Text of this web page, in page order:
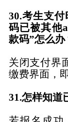
30.考生支
码已被其他
款码”怎么办
关闭支付界
缴费界面，
31.怎样知道